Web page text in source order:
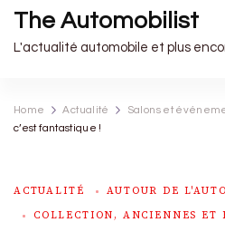
The Automobilist
L'actualité automobile et plus
Home Actualité Salons et
c’est fantastique !
ACTUALITÉ
AUTOUR DE
COLLECTION, ANCIENNES ET